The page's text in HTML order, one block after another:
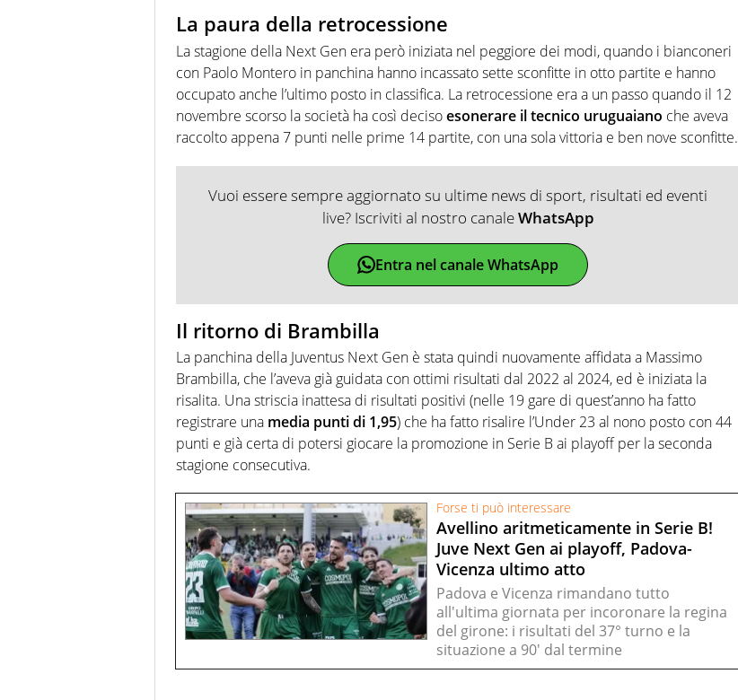
La paura della retrocessione
La stagione della Next Gen era però iniziata nel peggiore dei modi, quando i bianconeri
con Paolo Montero in panchina hanno incassato sette sconfitte in otto partite e hanno
occupato anche l’ultimo posto in classifica. La retrocessione era a un passo quando il 12
novembre scorso la società ha così decisoesonerare il tecnico uruguaiano che aveva
raccolto appena 7 punti nelle prime 14 partite, con una sola vittoria e ben nove sconfitte.
Vuoi essere sempre aggiornato su ultime news di sport, risultati ed eventi
live? Iscriviti al nostro canaleWhatsApp
Entra nel canale WhatsApp
Il ritorno di Brambilla
La panchina della Juventus Next Gen è stata quindi nuovamente affidata a Massimo
Brambilla, che l’aveva già guidata con ottimi risultati dal 2022 al 2024, ed è iniziata la
risalita. Una striscia inattesa di risultati positivi (nelle 19 gare di quest’anno ha fatto
registrare una media punti di 1,95) che ha fatto risalire l’Under 23 al nono posto con 44
punti e già certa di potersi giocare la promozione in Serie B ai playoff per la seconda
stagione consecutiva.
Forse ti può interessare
Avellino aritmeticamente in Serie B!
Juve Next Gen ai playoff, Padova-
Vicenza ultimo atto
Padova e Vicenza rimandano tutto
all'ultima giornata per incoronare la regina
del girone: i risultati del 37° turno e la
situazione a 90' dal termine